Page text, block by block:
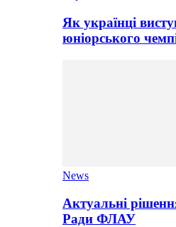
Як українці
юніорського
News
Актуальні
Ради ФЛАУ